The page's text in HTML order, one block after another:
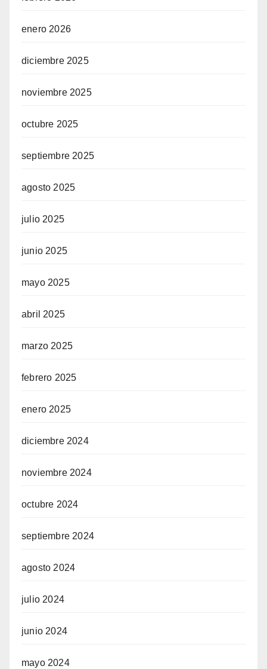
enero 2026
diciembre 2025
noviembre 2025
octubre 2025
septiembre 2025
agosto 2025
julio 2025
junio 2025
mayo 2025
abril 2025
marzo 2025
febrero 2025
enero 2025
diciembre 2024
noviembre 2024
octubre 2024
septiembre 2024
agosto 2024
julio 2024
junio 2024
mayo 2024